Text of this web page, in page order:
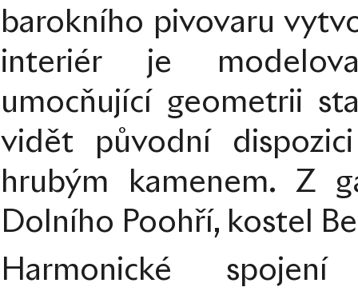
barokního pivovaru
interiér je
umocňující geometrii
vidět původní
hrubým kamenem. Z
Dolního Poohří, kostel
Harmonické